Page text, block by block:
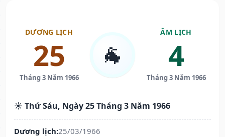
DƯƠNG LỊCH
25
Tháng 3 Năm 1966
🐐
ÂM LỊCH
4
Tháng 3 Năm 1966
☀️ Thứ Sáu, Ngày 25 Tháng 3 Năm 1966
Dương lịch:25/03/1966